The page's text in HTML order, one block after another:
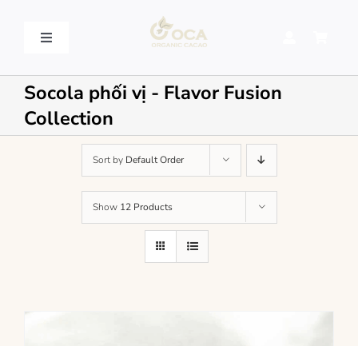
Toggle
VỀ OCA – OCA STORY
QUY TRÌNH SẢN XUẤT – PROCESSING
LIÊN HỆ – CONTACT US
Socola phối vị - Flavor Fusion
Collection
Sort by Default Order
Show 12 Products